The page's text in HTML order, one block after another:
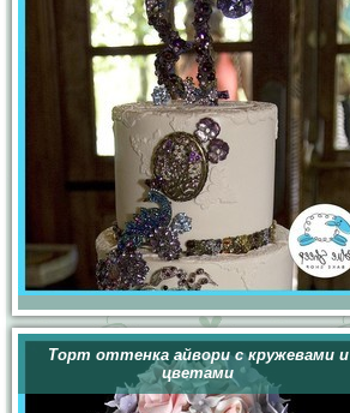
Торт оттенка айвори с кружевами и
цветами